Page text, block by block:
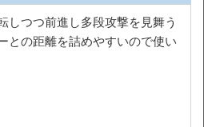
しつつ前進し多段攻撃を見舞う
との距離を詰めやすいので使い